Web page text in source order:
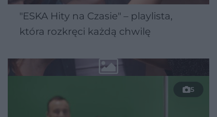
"ESKA Hity na Czasie" – playlista,
która rozkręci każdą chwilę
5